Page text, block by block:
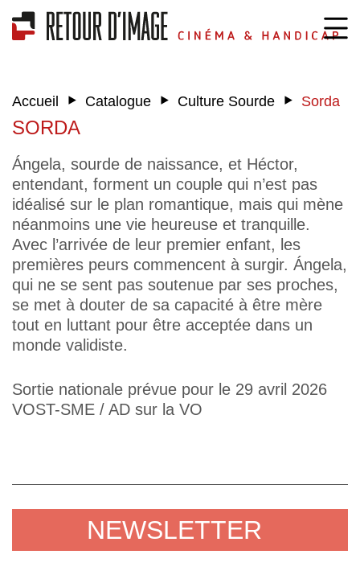
Accueil ‣ Catalogue ‣ Culture Sourde ‣ Sorda
SORDA
Ángela, sourde de naissance, et Héctor,
entendant, forment un couple qui n’est pas
idéalisé sur le plan romantique, mais qui mène
néanmoins une vie heureuse et tranquille.
Avec l’arrivée de leur premier enfant, les
premières peurs commencent à surgir. Ángela,
qui ne se sent pas soutenue par ses proches,
se met à douter de sa capacité à être mère
tout en luttant pour être acceptée dans un
monde validiste.
Sortie nationale prévue pour le 29 avril 2026
VOST-SME / AD sur la VO
NEWSLETTER